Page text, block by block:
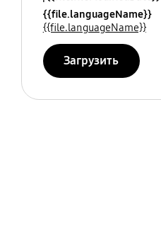
{{file.languageName}}
{{file.languageName}}
Загрузить